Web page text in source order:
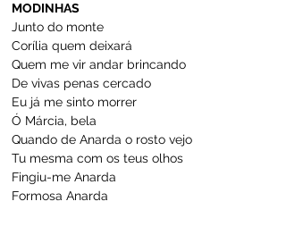
MODINHAS
Junto do monte
Corília quem deixará
Quem me vir andar brincando
De vivas penas cercado
Eu já me sinto morrer
Ó Márcia, bela
Quando de Anarda o rosto vejo
Tu mesma com os teus olhos
Fingiu-me Anarda
Formosa Anarda